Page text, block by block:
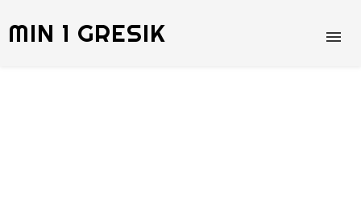
MIN 1 GRESIK